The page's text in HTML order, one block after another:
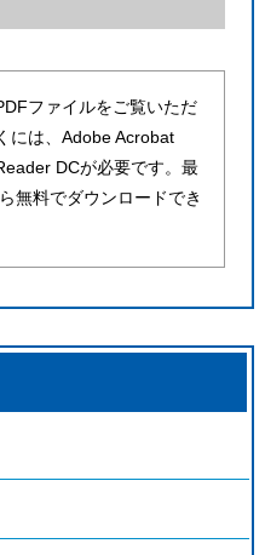
ファイルをご覧いただ
には、Adobe Acrobat
DCが必要です。最
無料でダウンロードでき